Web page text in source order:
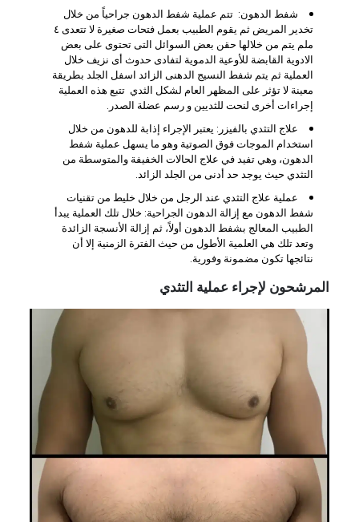
شفط الدهون: تتم عملية شفط الدهون جراحياً من خلال
تخدير المريض ثم يقوم الطبيب بعمل فتحات صغيرة لا تتعدى ٤
ملم يتم من خلالها حقن بعض السوائل التى تحتوى على بعض
الادوية القابضة للأوعية الدموية لتفادى حدوث أى نزيف خلال
العملية ثم يتم شفط النسيج الدهنى الزائد اسفل الجلد بطريقة
معينة لا تؤثر على المظهر العام لشكل الثدي تتبع هذه العملية
إجراءات أخرى لنحت للثديين و رسم عضلة الصدر.
علاج التثدي بالفيزر: يعتبر الإجراء إذابة للدهون من خلال
استخدام الموجات فوق الصوتية وهو ما يسهل عملية شفط
الدهون، وهي تفيد في علاج الحالات الخفيفة والمتوسطة من
التثدي حيث يوجد حد أدنى من الجلد الزائد.
عملية علاج التثدي عند الرجل من خلال خليط من تقنيات
شفط الدهون مع إزالة الدهون الجراحية: خلال تلك العملية يبدأ
الطبيب المعالج بشفط الدهون أولاً، ثم إزالة الأنسجة الزائدة
وتعد تلك هي العلمية الأطول من حيث الفترة الزمنية إلا أن
نتائجها تكون مضمونة وفورية.
المرشحون لإجراء عملية التثدي